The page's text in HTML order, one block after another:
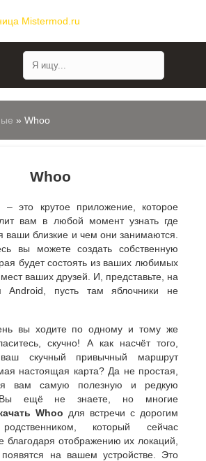
» Whoo
Whoo
– это крутое приложение, которое
вам в любой момент узнать где
ваши близкие и чем они занимаются.
вы можете создать собственную
будет состоять из ваших любимых
ваших друзей. И, представьте, на
Android, пусть там яблочники не
вы ходите по одному и тому же
скучно! А как насчёт того,
скучный привычный маршрут
настоящая карта? Да не простая,
вам самую полезную и редкую
ещё не знаете, но многие
Whoo для встречи с дорогим
который сейчас
благодаря отображению их локаций,
на вашем устройстве. Это